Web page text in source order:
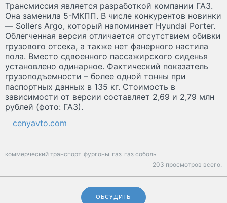
Трансмиссия является разработкой компании ГАЗ.
Она заменила 5-МКПП. В числе конкурентов новинки
— Sollers Argo, который напоминает Hyundai Porter.
Облегченная версия отличается отсутствием обивки
грузового отсека, а также нет фанерного настила
пола. Вместо сдвоенного пассажирского сиденья
установлено одинарное. Фактический показатель
грузоподъемности – более одной тонны при
паспортных данных в 135 кг. Стоимость в
зависимости от версии составляет 2,69 и 2,79 млн
рублей (фото: ГАЗ).
cenyavto.com
коммерческий транспорт фургоны газ газ соболь
203 просмотров всего.
ОБСУДИТЬ